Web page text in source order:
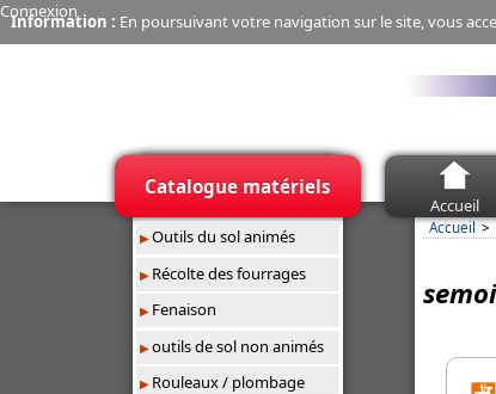
Information : En poursuivant votre navigation sur le site, vous
Connexion
Accueil
Catalogue matériels
Outils du sol animés
Récolte des fourrages
Fenaison
outils de sol non animés
Rouleaux / plombage
Accueil